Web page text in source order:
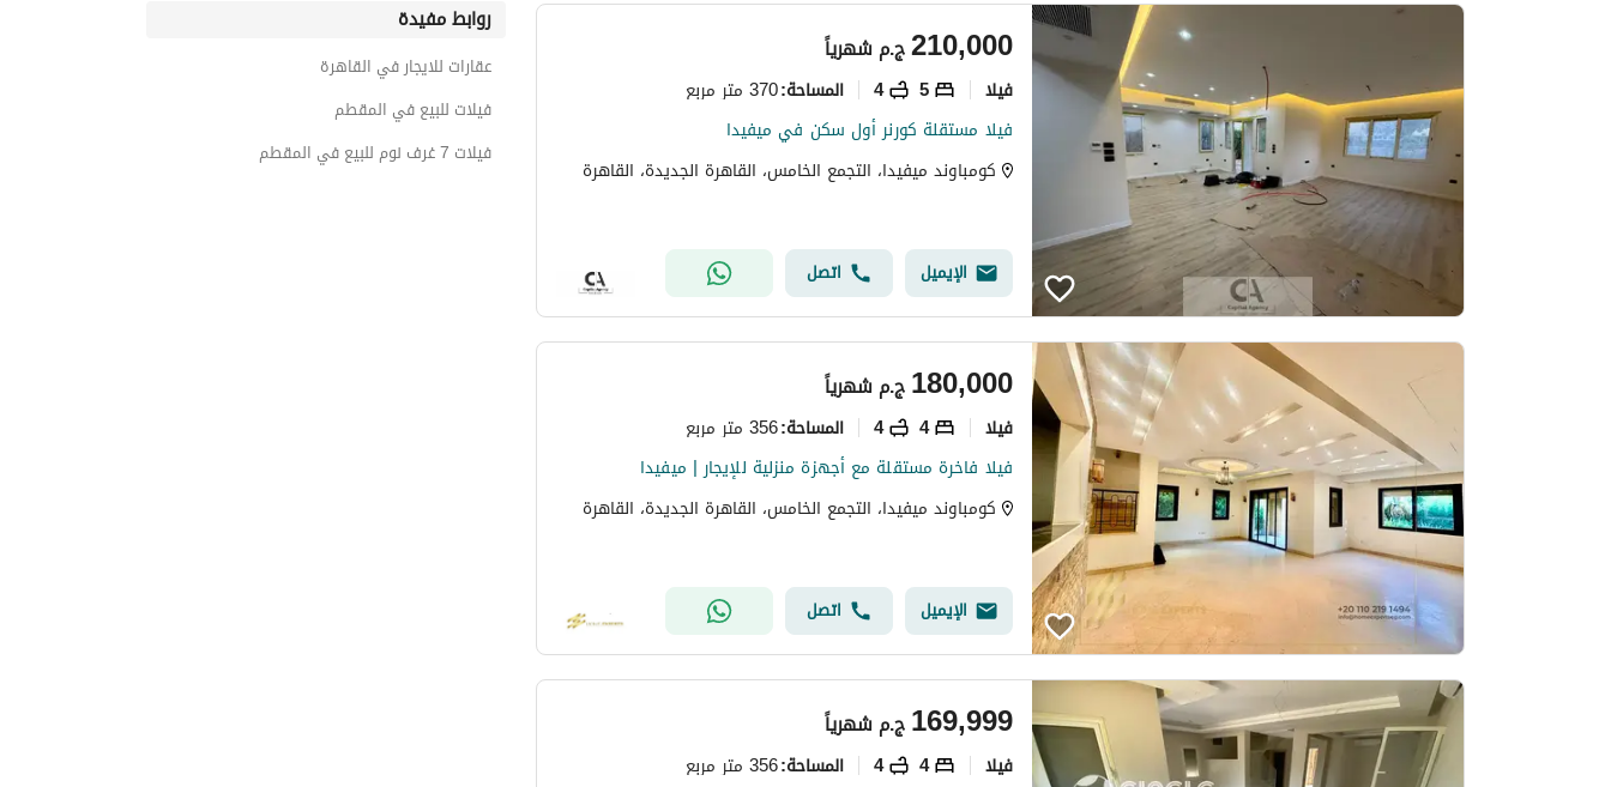
ج.م210,000 شهرياً
فیلا 5
4 المساحة:370 متر مربع
فيلا مستقلة كورنر أول سكن في ميفيدا
كومباوند ميفيدا، التجمع الخامس، القاهرة الجديدة، القاهرة
الإيميل اتصل
ج.م180,000 شهرياً
فیلا 4
4 المساحة:356 متر مربع
فيلا فاخرة مستقلة مع أجهزة منزلية للإيجار | ميفيدا
كومباوند ميفيدا، التجمع الخامس، القاهرة الجديدة، القاهرة
الإيميل اتصل
ج.م169,999 شهرياً
فیلا 4
4 المساحة:356 متر مربع
فيلات 7 غرف نوم للايجار في الشيخ زايد
فيلات 7 غرف نوم للايجار في كينج مريوط
فيلات 7 غرف نوم للايجار في الساحل الشمالي
روابط مفيدة
عقارات للايجار في القاهرة
فيلات للبيع في المقطم
فيلات 7 غرف نوم للبيع في المقطم